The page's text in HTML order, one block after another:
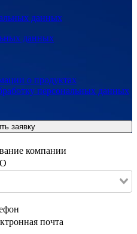
данных
данных
о продуктах
персональных данных
компании
почта